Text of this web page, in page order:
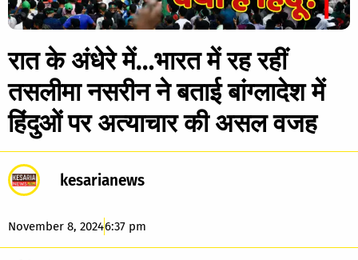
रात के अंधेरे में…भारत में रह रहीं
तसलीमा नसरीन ने बताई बांग्लादेश में
हिंदुओं पर अत्याचार की असल वजह
kesarianews
November 8, 20246:37 pm